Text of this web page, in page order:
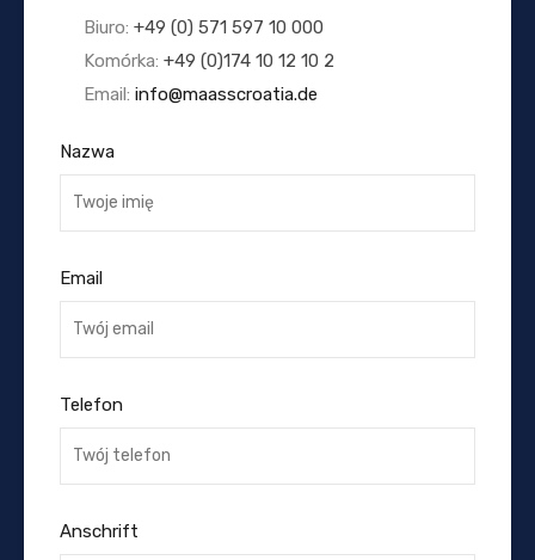
Biuro: +49 (0) 571 597 10 000
Komórka: +49 (0)174 10 12 10 2
Email: info@maasscroatia.de
Nazwa
Email
Telefon
Anschrift